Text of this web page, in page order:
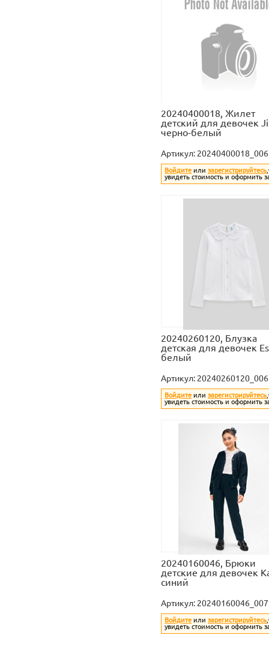
20240400018, Жилет
детский для девочек
черно-белый
Артикул:
Войдите или зарегистрируйтесь
увидеть стоимость и оформить
20240260120, Блузка
детская для девочек
белый
Артикул:
Войдите или зарегистрируйтесь
увидеть стоимость и оформить
20240160046, Брюки
детские для девочек
синий
Артикул:
Войдите или зарегистрируйтесь
увидеть стоимость и оформить